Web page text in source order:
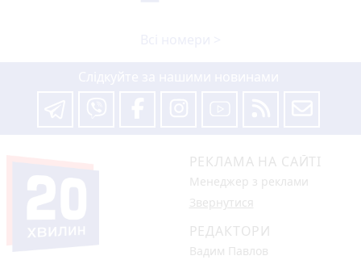
РЕКЛАМА НА САЙТІ
Менеджер з реклами
Звернутися
РЕДАКТОРИ
Вадим Павлов